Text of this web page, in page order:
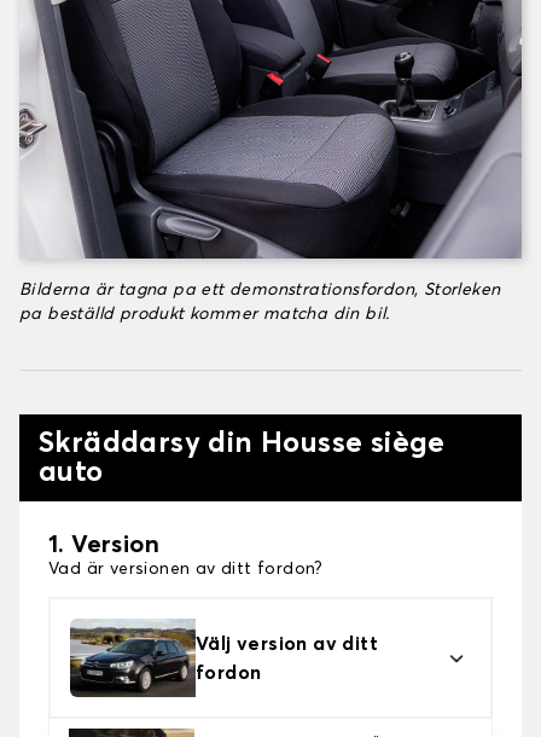
Bilderna är tagna pa ett demonstrationsfordon, Storleken
pa beställd produkt kommer matcha din bil.
Skräddarsy din Housse siège
auto
1. Version
Vad är versionen av ditt fordon?
Välj version av ditt
fordon